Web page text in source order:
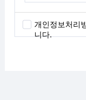
개인정보처리
니다.